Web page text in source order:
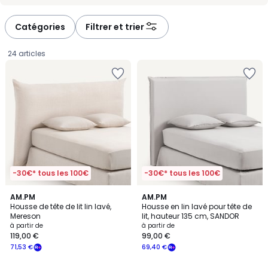
Catégories Filtrer et trier
24 articles
-30€* tous les 100€
AM.PM
Housse de tête de lit lin lavé,
Mereson
Prix
à
partir
à partir de
71,53 €
119,00 €
4,1
/ 5
4
Couleurs
-30€* tous les 100€
AM.PM
Housse en lin lavé pour tête de
lit, hauteur 135 cm, SANDOR
à partir de
69,40 €
99,00 €
4,6
/ 5
3
Couleurs